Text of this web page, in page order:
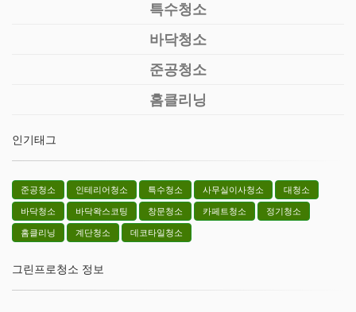
특수청소
바닥청소
준공청소
홈클리닝
인기태그
준공청소 인테리어청소 특수청소 사무실이사청소
대청소
바닥청소
바닥왁스코팅 창문청소 카페트청소
정기청소
홈클리닝
계단청소 데코타일청소
그린프로청소 정보